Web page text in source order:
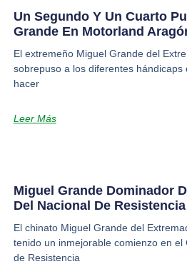
Un Segundo Y Un Cuarto
Grande En Motorland
El extremeño Miguel Grande del
sobrepuso a los diferentes
hacer
Leer Más
Miguel Grande Dominador
Del Nacional De Resistencia
El chinato Miguel Grande del
tenido un inmejorable comienzo en el
de Resistencia